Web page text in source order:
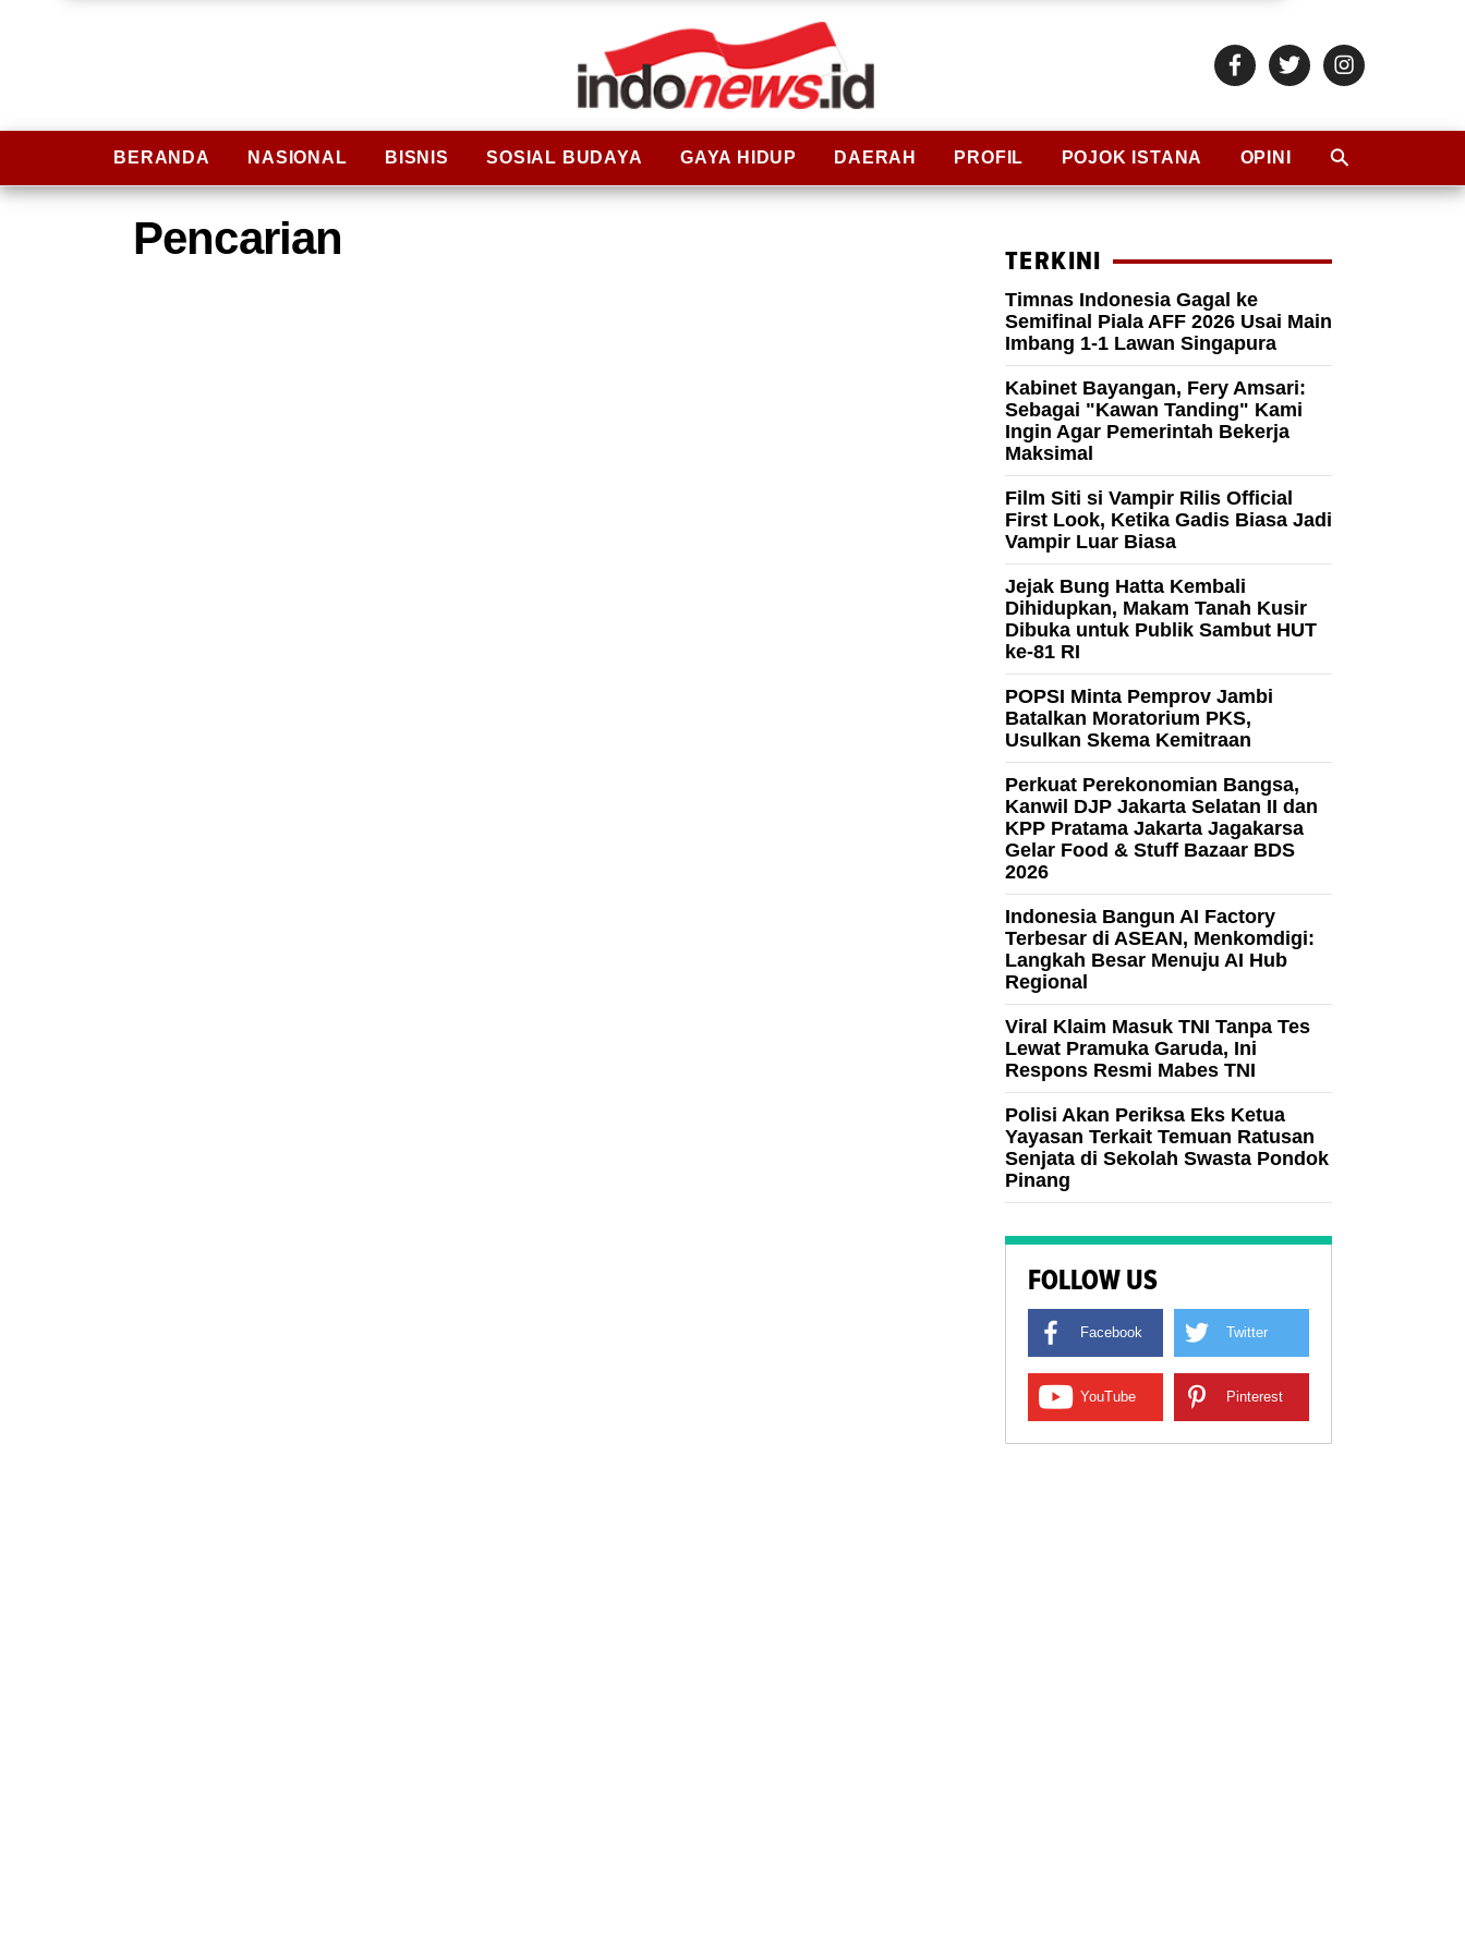
BERANDA NASIONAL BISNIS SOSIAL BUDAYA GAYA HIDUP DAERAH PROFIL POJOK ISTANA OPINI
Pencarian TERKINI
Timnas Indonesia Gagal ke
Semifinal Piala AFF 2026 Usai Main
Imbang 1-1 Lawan Singapura
Kabinet Bayangan, Fery Amsari:
Sebagai "Kawan Tanding" Kami
Ingin Agar Pemerintah Bekerja
Maksimal
Film Siti si Vampir Rilis Official
First Look, Ketika Gadis Biasa Jadi
Vampir Luar Biasa
Jejak Bung Hatta Kembali
Dihidupkan, Makam Tanah Kusir
Dibuka untuk Publik Sambut HUT
ke-81 RI
POPSI Minta Pemprov Jambi
Batalkan Moratorium PKS,
Usulkan Skema Kemitraan
Perkuat Perekonomian Bangsa,
Kanwil DJP Jakarta Selatan II dan
KPP Pratama Jakarta Jagakarsa
Gelar Food & Stuff Bazaar BDS
2026
Indonesia Bangun AI Factory
Terbesar di ASEAN, Menkomdigi:
Langkah Besar Menuju AI Hub
Regional
Viral Klaim Masuk TNI Tanpa Tes
Lewat Pramuka Garuda, Ini
Respons Resmi Mabes TNI
Polisi Akan Periksa Eks Ketua
Yayasan Terkait Temuan Ratusan
Senjata di Sekolah Swasta Pondok
Pinang
FOLLOW US
Facebook Twitter
YouTube Pinterest